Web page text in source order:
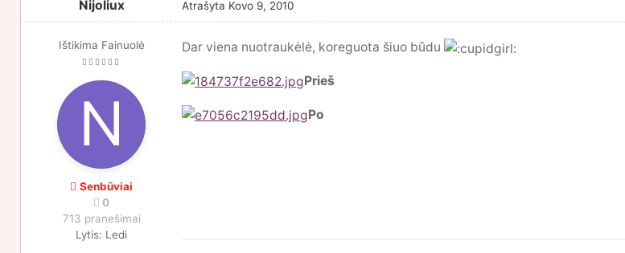
Nijoliux
Ištikima Fainuolė
Senbūviai
0
713 pranešimai
Lytis: Ledi
Atrašyta Kovo 9, 2010
Dar viena nuotraukėlė, koreguota šiuo būdu
Prieš
Po